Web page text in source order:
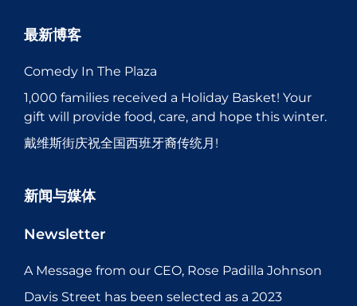
最新博客
Comedy In The Plaza
1,000 families received a Holiday Basket! Your
gift will provide food, care, and hope this winter.
戴维斯街庆祝全国西班牙裔传统月!
新闻与媒体
Newsletter
A Message from our CEO, Rose Padilla Johnson
Davis Street has been selected as a 2023